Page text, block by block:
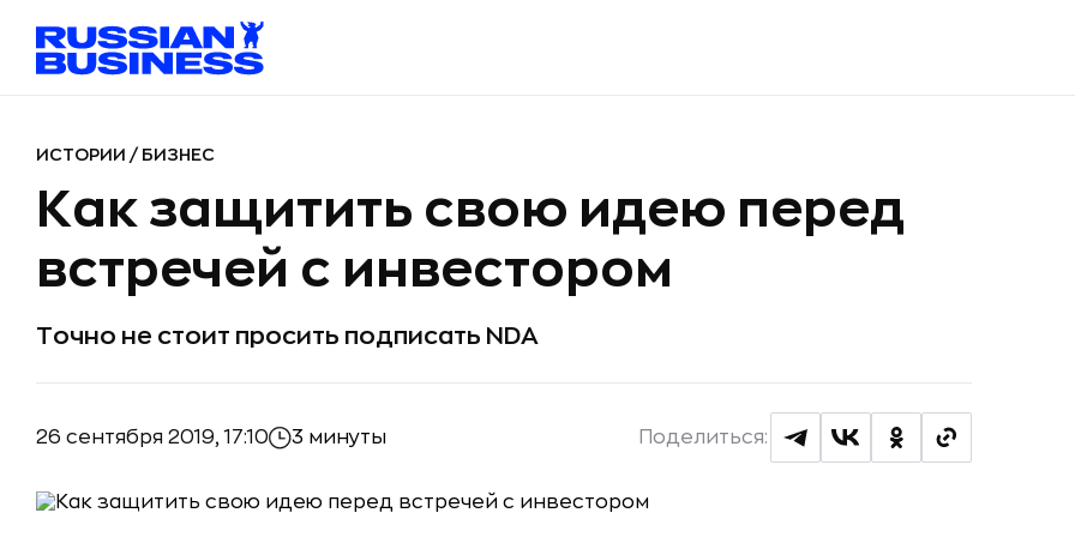
ИСТОРИИ / БИЗНЕС
Как защитить свою идею перед
встречей с инвестором
Точно не стоит просить подписать NDA
26 сентября 2019, 17:10 3 минуты Поделиться: